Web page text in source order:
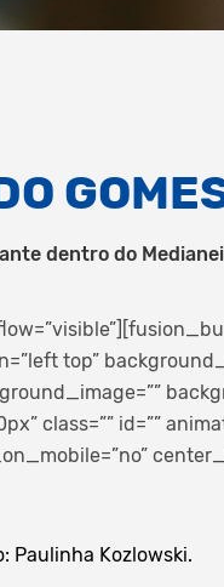
dentro do
top”
class=”” id=””
Paulinha Kozlowski.